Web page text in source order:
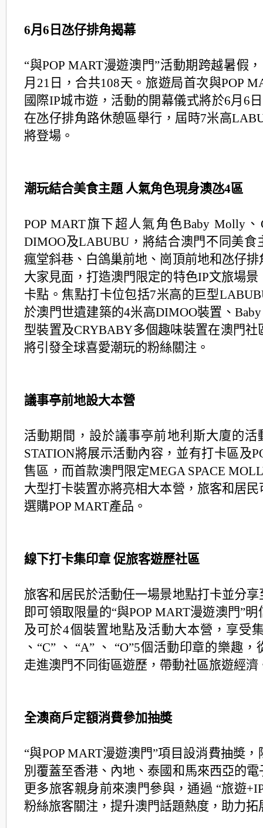
6月6日氹仔排角揭幕
“與POP MART漫遊澳門”活動期跨越暑假
月21日，合共108天。旅遊局首次與POP
國際IP城市遊，活動的開幕儀式將於6月6
在氹仔排角路休憩區舉行，屆時7米高
將登場。
潮玩結合美食主題 人氣角色現身澳氹4區
POP MART旗下超人氣角色Baby Molly、
DIMOO及LABUBU，將結合澳門不同美食
瘋堂斜巷、白鴿巢前地、崗頂前地和氹仔排
大家見面，打造澳門限定的特色IP文旅場景
卡點。焦點打卡位包括7米高的巨型
於澳門世遺建築的4米高DIMOO裝置、
型裝置及CRYBABY多個趣味裝置在澳門社
將引發全球喜愛潮玩的粉絲關注。
議事亭前地設大本營
活動期間，設於議事亭前地利斯大廈的活
STATION將展示活動內容，並有打卡區及
售區，而首款澳門限定MEGA SPACE
大型打卡裝置亦將亮相大本營，旅客和居民
選購POP MART產品。
線下打卡集印章 促旅客遊歷社區
旅客和居民於活動任一場景地點打卡並分享
即可領取限量的“與POP MART漫遊澳門”
及可於4個裝置地點及活動大本營，享受
、“C” 、 “A” 、 “O”5個活動印章的樂趣
走進澳門不同街區遊歷，帶動社區旅遊經濟
全澳商戶定額消費參加抽奬
“與POP MART漫遊澳門”項目設消費抽奬
別覆蓋至香港、內地、泰國和馬來西亞的
更多旅客親身前來澳門參與，通過 “旅遊
粉絲旅客關注，提升澳門話題熱度，助力拓